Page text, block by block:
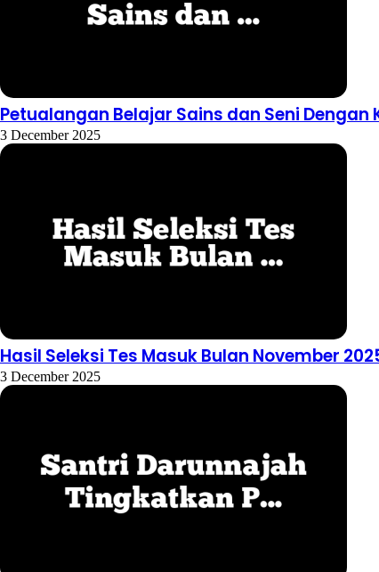
Petualangan Belajar Sains dan Seni
3 December 2025
Hasil Seleksi Tes Masuk Bulan November
3 December 2025